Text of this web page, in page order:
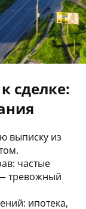
сделке:
выписку из
частые
тревожный
ипотека,